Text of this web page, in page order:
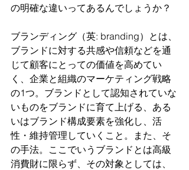
の明確な違いってあるんでしょうか？
ブランディング（英: branding）とは、
ブランドに対する共感や信頼などを通
じて顧客にとっての価値を高めてい
く、企業と組織のマーケティング戦略
の1つ。ブランドとして認知されていな
いものをブランドに育て上げる、ある
いはブランド構成要素を強化し、活
性・維持管理していくこと。また、そ
の手法。ここでいうブランドとは高級
消費財に限らず、その対象としては、